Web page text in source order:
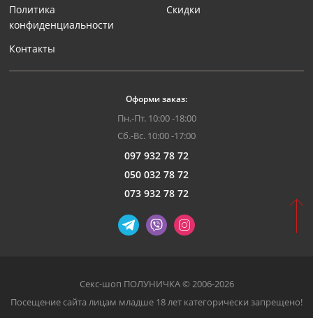
Политика
конфиденциальности
Контакты
Скидки
Оформи заказ:
Пн.-Пт. 10:00 -18:00
Сб.-Вс. 10:00 -17:00
097 932 78 72
050 032 78 72
073 932 78 72
Секс-шоп ПОЛУНИЧКА © 2006-2026
Посещение сайта лицам младше 18 лет категорически запрещено!